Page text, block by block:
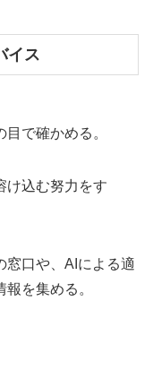
イス
で確かめる。
け込む努力をす
窓口や、AIによる適
を集める。